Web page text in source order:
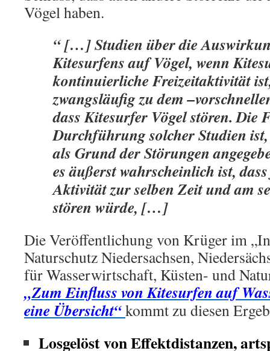
Vögel haben.
“ […] Studien über die
Kitesurfens auf Vögel, wenn
kontinuierliche Freizeitaktivität
zwangsläufig zu dem
dass Kitesurfer Vögel stören. Die
Durchführung solcher Studien
als Grund der Störungen
es äußerst wahrscheinlich ist,
Aktivität zur selben Zeit und am
stören würde, […]
Die Veröffentlichung von Krüger im
Naturschutz Niedersachsen,
für Wasserwirtschaft, Küsten- und
„Zum Einfluss von Kitesurfen auf
eine Übersicht“kommt zu diesen
Losgelöst von Effektdistanzen,